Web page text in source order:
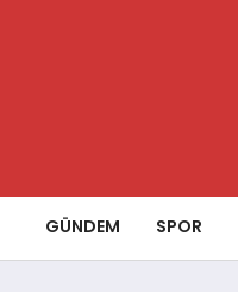
GÜNDEM SPOR